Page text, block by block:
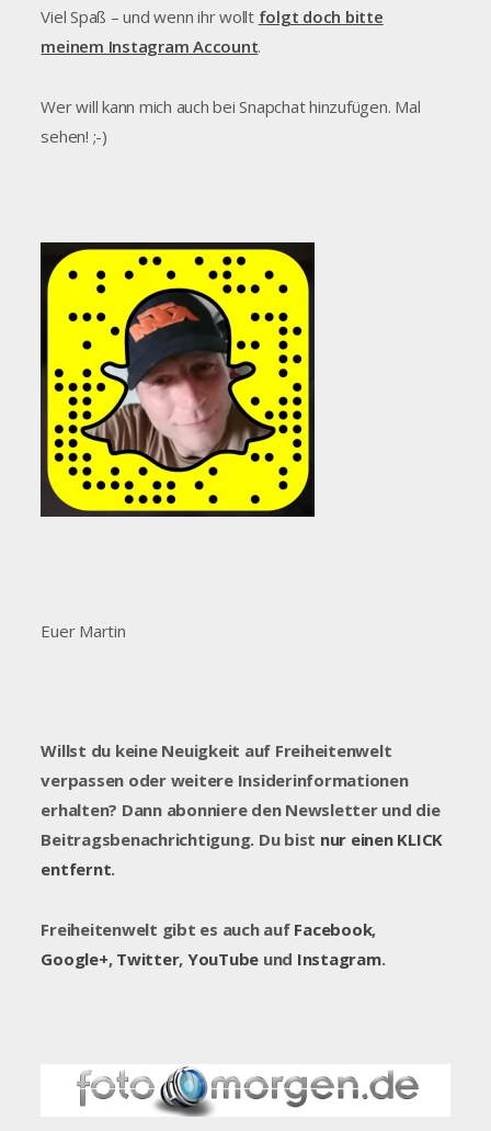
Viel Spaß – und wenn ihr wollt folgt doch bitte
meinem Instagram Account.
Wer will kann mich auch bei Snapchat hinzufügen. Mal
sehen! ;-)
Euer Martin
Willst du keine Neuigkeit auf Freiheitenwelt
verpassen oder weitere Insiderinformationen
erhalten? Dann abonniere den Newsletter und die
Beitragsbenachrichtigung. Du bist nur einen KLICK
entfernt.
Freiheitenwelt gibt es auch auf Facebook,
Google+, Twitter, YouTube und Instagram.